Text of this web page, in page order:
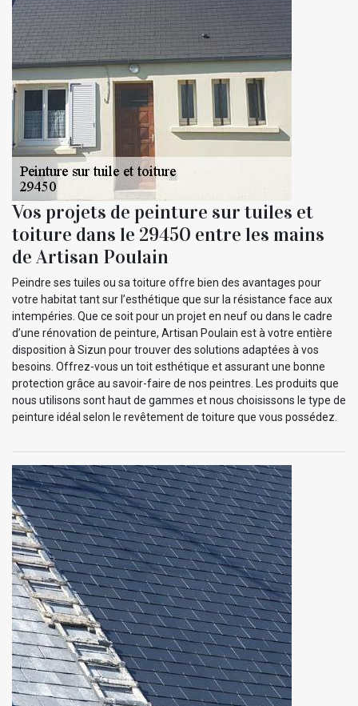
Vos projets de peinture sur tuiles et
toiture dans le 29450 entre les mains
de Artisan Poulain
Peindre ses tuiles ou sa toiture offre bien des avantages pour
votre habitat tant sur l’esthétique que sur la résistance face aux
intempéries. Que ce soit pour un projet en neuf ou dans le cadre
d’une rénovation de peinture, Artisan Poulain est à votre entière
disposition à Sizun pour trouver des solutions adaptées à vos
besoins. Offrez-vous un toit esthétique et assurant une bonne
protection grâce au savoir-faire de nos peintres. Les produits que
nous utilisons sont haut de gammes et nous choisissons le type de
peinture idéal selon le revêtement de toiture que vous possédez.